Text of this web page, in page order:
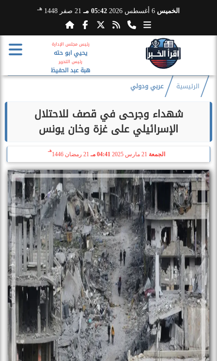
الخميس 05:42 مـ 21 صفر 1448 هـ
رئيس مجلس الإدارة
يحيي ابو حته
رئيس التحرير
هبة عبد الحفيظ
الرئيسية عربي ودولي
شهداء وجرحى في قصف للاحتلال
الإسرائيلي على غزة وخان يونس
الجمعة 04:41 مـ 21 رمضان 1446
هـ